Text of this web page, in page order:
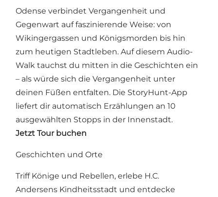
Odense verbindet Vergangenheit und
Gegenwart auf faszinierende Weise: von
Wikingergassen und Königsmorden bis hin
zum heutigen Stadtleben. Auf diesem Audio-
Walk tauchst du mitten in die Geschichten ein
– als würde sich die Vergangenheit unter
deinen Füßen entfalten. Die StoryHunt-App
liefert dir automatisch Erzählungen an 10
ausgewählten Stopps in der Innenstadt.
Jetzt Tour buchen
Geschichten und Orte
Triff Könige und Rebellen, erlebe H.C.
Andersens Kindheitsstadt und entdecke